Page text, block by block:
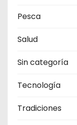
Pesca
Salud
Sin categoría
Tecnología
Tradiciones